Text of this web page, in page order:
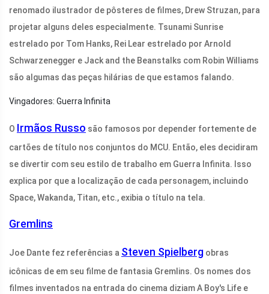
renomado ilustrador de pôsteres de filmes, Drew Struzan, para
projetar alguns deles especialmente. Tsunami Sunrise
estrelado por Tom Hanks, Rei Lear estrelado por Arnold
Schwarzenegger e Jack and the Beanstalks com Robin Williams
são algumas das peças hilárias de que estamos falando.
Vingadores: Guerra Infinita
O Irmãos Russo são famosos por depender fortemente de
cartões de título nos conjuntos do MCU. Então, eles decidiram
se divertir com seu estilo de trabalho em Guerra Infinita. Isso
explica por que a localização de cada personagem, incluindo
Space, Wakanda, Titan, etc., exibia o título na tela.
Gremlins
Joe Dante fez referências a Steven Spielberg obras
icônicas de em seu filme de fantasia Gremlins. Os nomes dos
filmes inventados na entrada do cinema diziam A Boy's Life e